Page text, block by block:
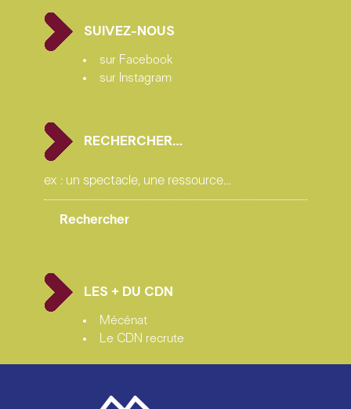
SUIVEZ-NOUS
sur Facebook
sur Instagram
RECHERCHER…
LES + DU CDN
Mécénat
Le CDN recrute